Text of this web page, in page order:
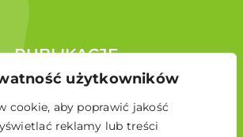
użytkowników
cookie, aby poprawić jakość
reklamy lub treści
PUBLIKACJE